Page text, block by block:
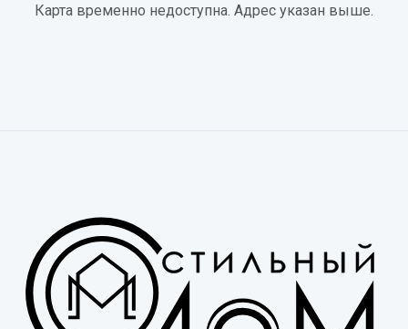
Карта временно недоступна. Адрес указан выше.